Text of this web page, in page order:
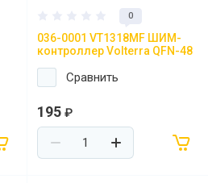
0
036-0001 VT1318MF ШИМ-
контроллер Volterra QFN-48
Сравнить
195 ₽